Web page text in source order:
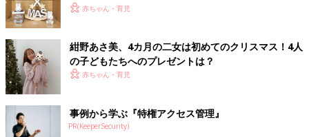
赤ちゃん・育児
紺野あさ美、4カ月の二女は初めてのクリスマス！4人
の子どもたちへのプレゼントは？
赤ちゃん・育児
事例から学ぶ『特権アクセス管理』
PR(KeeperSecurity)